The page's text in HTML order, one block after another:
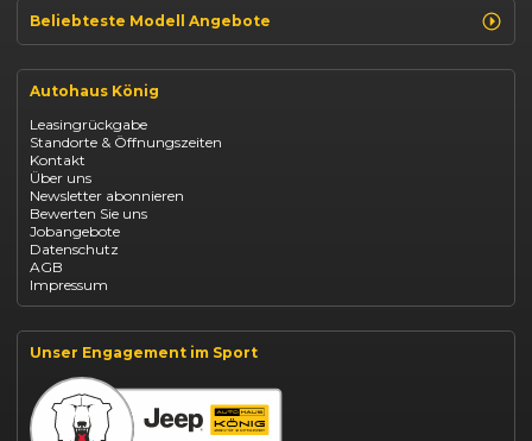
Beliebteste Modell Angebote
Renault Arkana Leasing
Renault Captur Leasing
Opel Astra leasen
Opel Mokka kaufen
Opel Grandland finanzieren
Opel Vivaro Gewerbeleasing
Fiat 500 finanzieren
Fiat Panda leasen
Dacia Duster finanzieren
Dacia Sandero kaufen
Dacia Jogger leasen
Jeep Compass leasen
Jeep Renegade finanzieren
Suzuki Swift finanzieren
BYD Dolphin finanzieren
Kia Ceed finanzieren
Kia Sportage leasen
Mazda CX-30 finanzieren
Citroën C3 leasen
Autohaus König
Leasingrückgabe
Standorte & Öffnungszeiten
Kontakt
Über uns
Newsletter abonnieren
Bewerten Sie uns
Jobangebote
Datenschutz
AGB
Impressum
Unser Engagement im Sport